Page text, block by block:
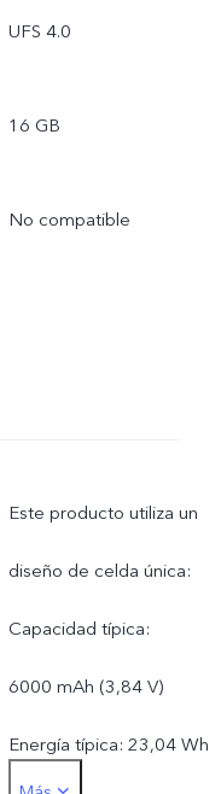
UFS 4.0
16 GB
No compatible
Este producto utiliza un
diseño de celda única:
Capacidad típica:
6000 mAh (3,84 V)
Energía típica: 23,04 Wh